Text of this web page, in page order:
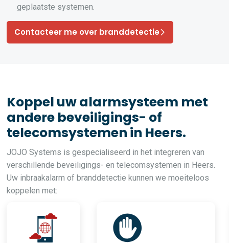
geplaatste systemen.
Contacteer me over branddetectie
Koppel uw alarmsysteem met
andere beveiligings- of
telecomsystemen in Heers.
JOJO Systems is gespecialiseerd in het integreren van
verschillende beveiligings- en telecomsystemen in Heers.
Uw inbraakalarm of branddetectie kunnen we moeiteloos
koppelen met: